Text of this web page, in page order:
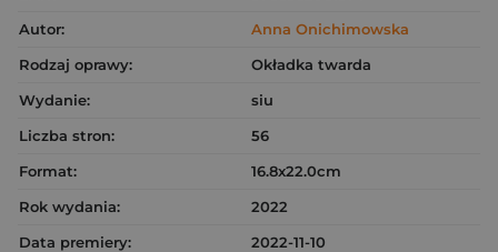
Autor:
Anna Onichimowska
Rodzaj oprawy:
Okładka twarda
Wydanie:
siu
Liczba stron:
56
Format:
16.8x22.0cm
Rok wydania:
2022
Data premiery:
2022-11-10